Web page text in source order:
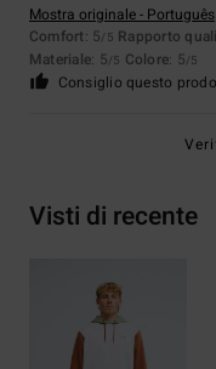
Mostra originale - Português
Comfort: 5/5 Rapporto
Materiale: 5/5 Colore: 5/5
Consiglio questo
Visti di recente